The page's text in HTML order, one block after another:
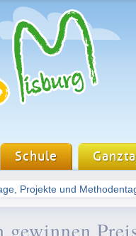
Schule
Projekte und